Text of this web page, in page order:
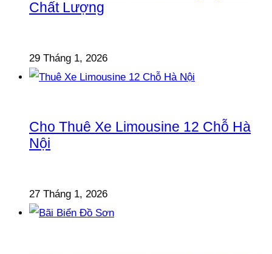
Chất Lượng
29 Tháng 1, 2026
Cho Thuê Xe Limousine 12 Chỗ Hà
Nội
27 Tháng 1, 2026